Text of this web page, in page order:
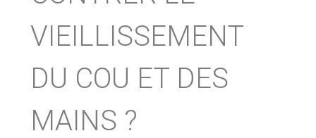
VIEILLISSEMENT
DU COU ET DES
MAINS ?